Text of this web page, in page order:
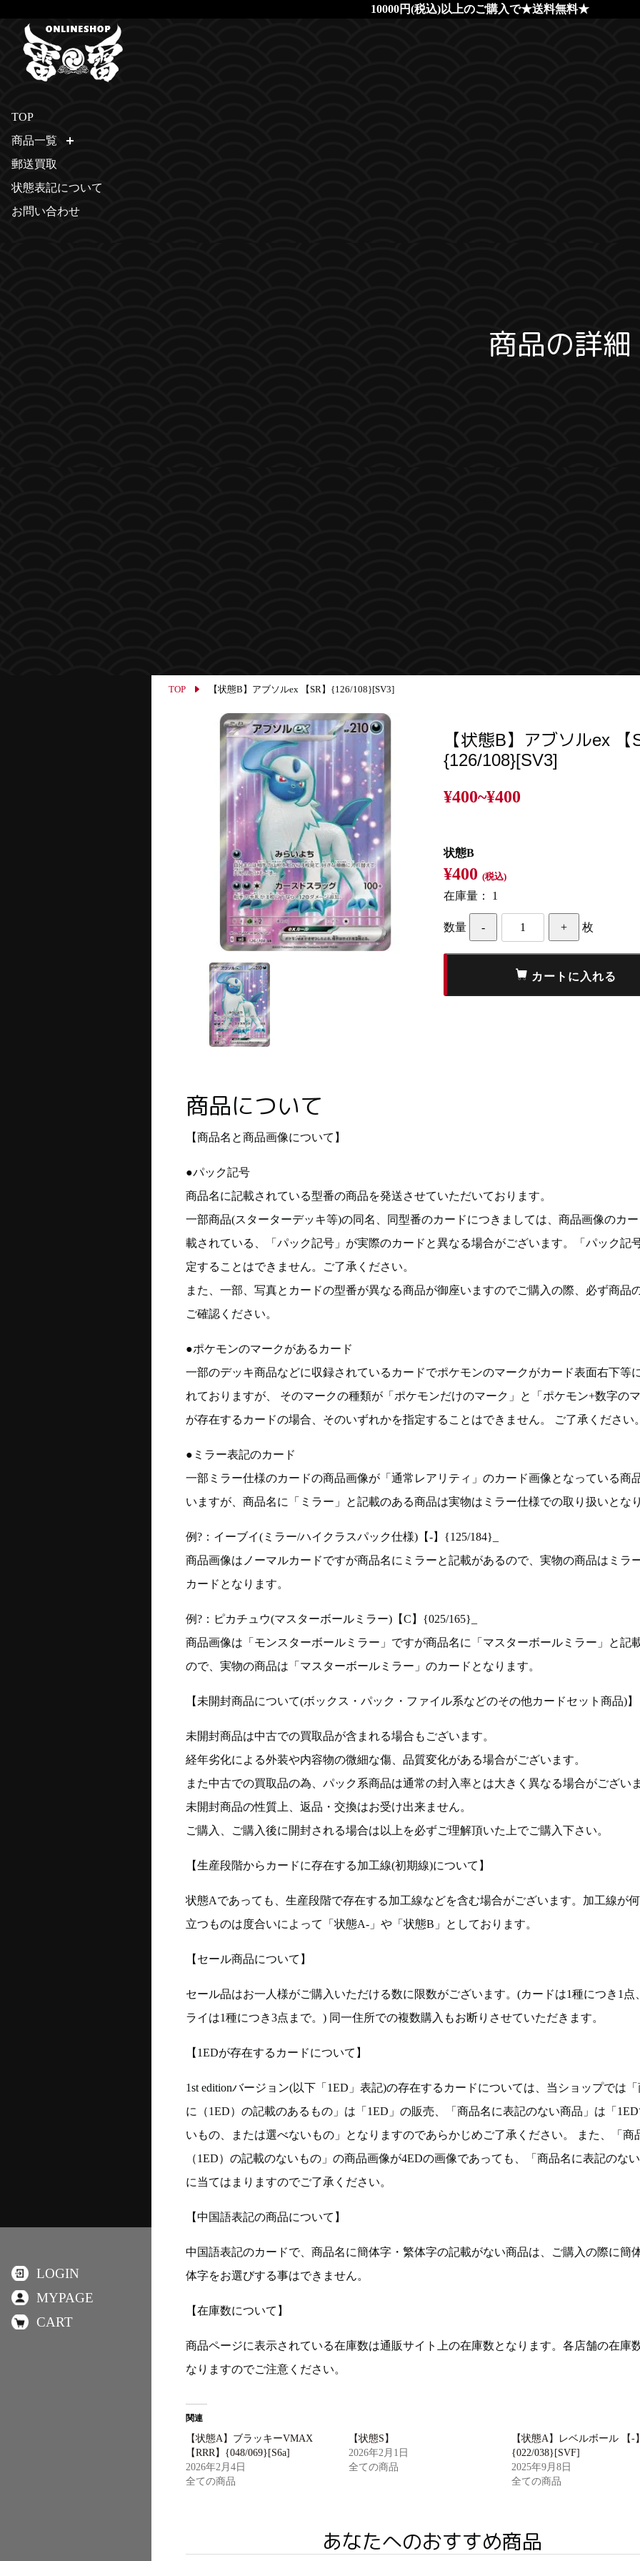
10000円(税込)以上のご購入で★送料無料★
商品の詳細
TOP 【状態B】アブソルex 【SR】{126/108}[SV3]
【状態B】アブソルex 【
{126/108}[SV3]
¥400~¥400
状態B
¥400(税込)
在庫量： 1
数量 枚
商品について
【商品名と商品画像について】
●パック記号
商品名に記載されている型番の商品を発送させていただいております。
一部商品(スターターデッキ等)の同名、同型番のカードにつきましては、商品画像のカ
載されている、「パック記号」が実際のカードと異なる場合がございます。「パック記
定することはできません。ご了承ください。
また、一部、写真とカードの型番が異なる商品が御座いますのでご購入の際、必ず商品
ご確認ください。
●ポケモンのマークがあるカード
一部のデッキ商品などに収録されているカードでポケモンのマークがカード表面右下等
れておりますが、 そのマークの種類が「ポケモンだけのマーク」と「ポケモン+数字のマ
が存在するカードの場合、そのいずれかを指定することはできません。 ご了承ください
●ミラー表記のカード
一部ミラー仕様のカードの商品画像が「通常レアリティ」のカード画像となっている商
いますが、商品名に「ミラー」と記載のある商品は実物はミラー仕様での取り扱いとなり
例?：イーブイ(ミラー/ハイクラスパック仕様)【-】{125/184}_
商品画像はノーマルカードですが商品名にミラーと記載があるので、実物の商品はミラ
カードとなります。
例?：ピカチュウ(マスターボールミラー)【C】{025/165}_
商品画像は「モンスターボールミラー」ですが商品名に「マスターボールミラー」と記
ので、実物の商品は「マスターボールミラー」のカードとなります。
【未開封商品について(ボックス・パック・ファイル系などのその他カードセット商品)】
未開封商品は中古での買取品が含まれる場合もございます。
経年劣化による外装や内容物の微細な傷、品質変化がある場合がございます。
また中古での買取品の為、パック系商品は通常の封入率とは大きく異なる場合がございま
未開封商品の性質上、返品・交換はお受け出来ません。
ご購入、ご購入後に開封される場合は以上を必ずご理解頂いた上でご購入下さい。
【生産段階からカードに存在する加工線(初期線)について】
状態Aであっても、生産段階で存在する加工線などを含む場合がございます。加工線が何
立つものは度合いによって「状態A-」や「状態B」としております。
【セール商品について】
セール品はお一人様がご購入いただける数に限数がございます。(カードは1種につき1点
ライは1種につき3点まで。) 同一住所での複数購入もお断りさせていただきます。
【1EDが存在するカードについて】
1st editionバージョン(以下「1ED」表記)の存在するカードについては、当ショップでは「
に（1ED）の記載のあるもの」は「1ED」の販売、「商品名に表記のない商品」は「
いもの、または選べないもの」となりますのであらかじめご了承ください。 また、「商
（1ED）の記載のないもの」の商品画像が4EDの画像であっても、「商品名に表記のない
に当てはまりますのでご了承ください。
【中国語表記の商品について】
中国語表記のカードで、商品名に簡体字・繁体字の記載がない商品は、ご購入の際に簡
体字をお選びする事はできません。
【在庫数について】
商品ページに表示されている在庫数は通販サイト上の在庫数となります。各店舗の在庫
なりますのでご注意ください。
関連
【状態A】ブラッキーVMAX
【RRR】{048/069}[S6a]
2026年2月4日
全ての商品
【状態S】
2026年2月1日
全ての商品
【状態A】レベルボール 【-】
{022/038}[SVF]
2025年9月8日
全ての商品
あなたへのおすすめ商品
TOP
商品一覧
郵送買取
状態表記について
お問い合わせ
LOGIN
MYPAGE
CART